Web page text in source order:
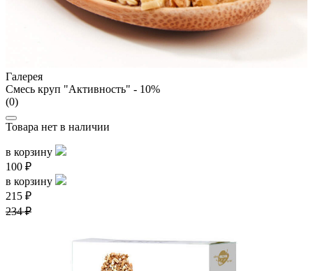
Галерея
Смесь круп "Активность" - 10%
(0)
Товара нет в наличии
в корзину
100 ₽
в корзину
215 ₽
234 ₽